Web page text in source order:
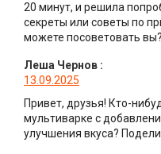
20 минут, и решила
секреты или советы по
можете посоветовать вы?
Леша Чернов :
13.09.2025
Привет, друзья! Кто-
мультиварке с
улучшения вкуса?